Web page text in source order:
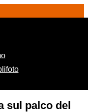
sul palco del